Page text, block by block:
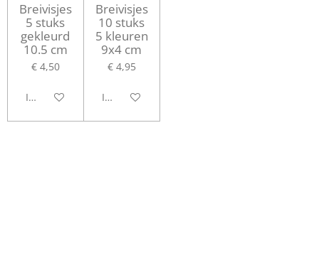
Breivisjes
5 stuks
gekleurd
10.5 cm
€ 4,50
In winkelwagen
Breivisjes
10 stuks
5 kleuren
9x4 cm
€ 4,95
In winkelwagen